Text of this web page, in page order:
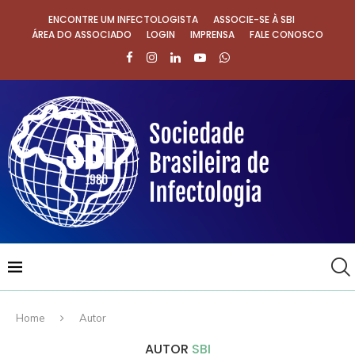
ENCONTRE UM INFECTOLOGISTA
ASSOCIE-SE À SBI
ÁREA DO ASSOCIADO
LOGIN IMPRENSA FALE CONOSCO
Home Autor
AUTOR SBI